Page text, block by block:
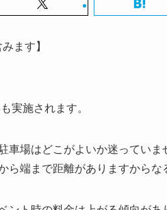
ます】
実施されます。
車場はどこがよいか迷っていま
ら端まで距離がありますからな